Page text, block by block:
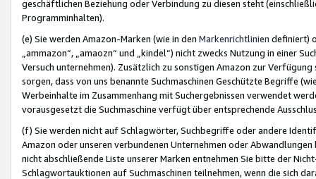
geschäftlichen Beziehung oder Verbindung zu diesen steht
Programminhalten).
(e) Sie werden Amazon-Marken (wie in den Markenrichtlinien definiert)
„ammazon“, „amaozn“ und „kindel“) nicht zwecks Nutzung in einer
Versuch unternehmen). Zusätzlich zu sonstigen Amazon zur
sorgen, dass von uns benannte Suchmaschinen Geschützte Begriffe
Werbeinhalte im Zusammenhang mit Suchergebnissen verwendet
vorausgesetzt die Suchmaschine verfügt über entsprechende
(f) Sie werden nicht auf Schlagwörter, Suchbegriffe oder andere
Amazon oder unseren verbundenen Unternehmen oder
nicht abschließende Liste unserer Marken entnehmen Sie bitte der
Schlagwortauktionen auf Suchmaschinen teilnehmen, wenn die sich